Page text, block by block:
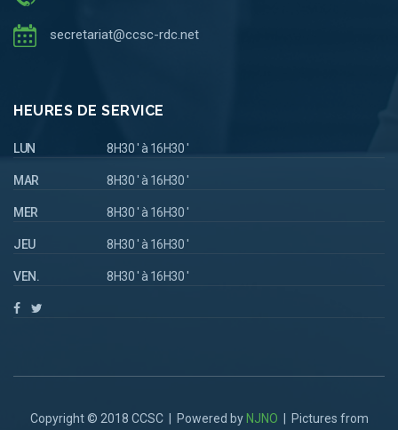
secretariat@ccsc-rdc.net
HEURES DE SERVICE
LUN 8H30 ' à 16H30 '
MAR 8H30 ' à 16H30 '
MER 8H30 ' à 16H30 '
JEU 8H30 ' à 16H30 '
VEN. 8H30 ' à 16H30 '
Copyright © 2018 CCSC | Powered by NJNO | Pictures from